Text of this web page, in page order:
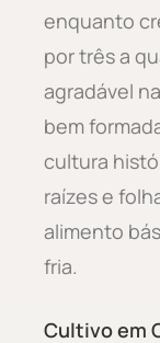
enquanto
por três a
agradável
bem
cultura
raízes e
alimento
fria.
Cultivo em